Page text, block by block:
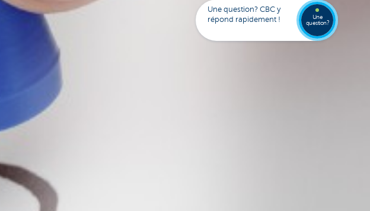
Une question? CBC y
répond rapidement !
Une
question?